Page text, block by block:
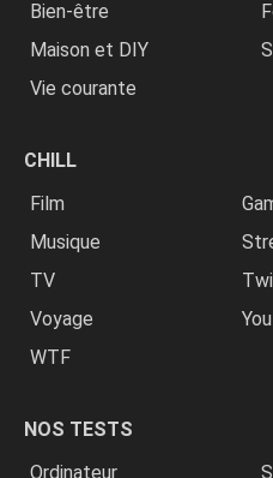
Bien-être
Maison et DIY
Vie courante
CHILL
Film
Musique
TV
Voyage
WTF
NOS TESTS
Ordinateur